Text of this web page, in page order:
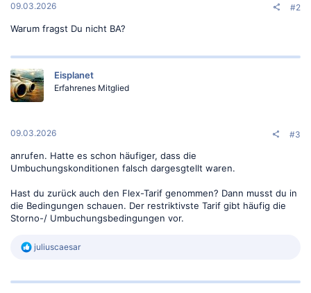
09.03.2026 #2
Warum fragst Du nicht BA?
Eisplanet
Erfahrenes Mitglied
09.03.2026 #3
anrufen. Hatte es schon häufiger, dass die
Umbuchungskonditionen falsch dargesgtellt waren.
Hast du zurück auch den Flex-Tarif genommen? Dann musst du in
die Bedingungen schauen. Der restriktivste Tarif gibt häufig die
Storno-/ Umbuchungsbedingungen vor.
R
k
juliuscaesar